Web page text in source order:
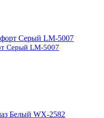
Серый LM-5007